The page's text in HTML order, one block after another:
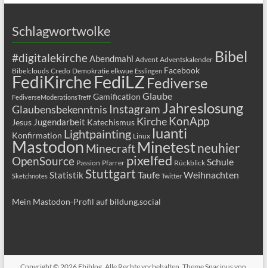
Schlagwortwolke
#digitalekircheAbendmahl Advent Adventskalender Bibel
Bibelclouds Credo Demokratie elkwue Esslingen Facebook
FediKircheFediLZ Fediverse
FediverseModerationsTreff Gamification Glaube
Glaubensbekenntnis Instagram Jahreslosung
Jesus Jugendarbeit Katechismus KircheKonApp
Konfirmation Lightpainting Linux luanti
Mastodon Minecraft Minetestneuhier
OpenSource Passion Pfarrer pixelfed Rückblick Schule
Sketchnotes Statistik Stuttgart Taufe Twitter Weihnachten
Mein Mastodon-Profil auf bildung.social